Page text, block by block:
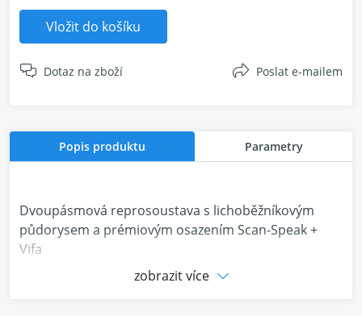
Vložit do košíku
Dotaz na zboží Poslat e-mailem
Popis produktu Parametry
Dvoupásmová reprosoustava s lichoběžníkovým
půdorysem a prémiovým osazením Scan-Speak +
Vifa
zobrazit více